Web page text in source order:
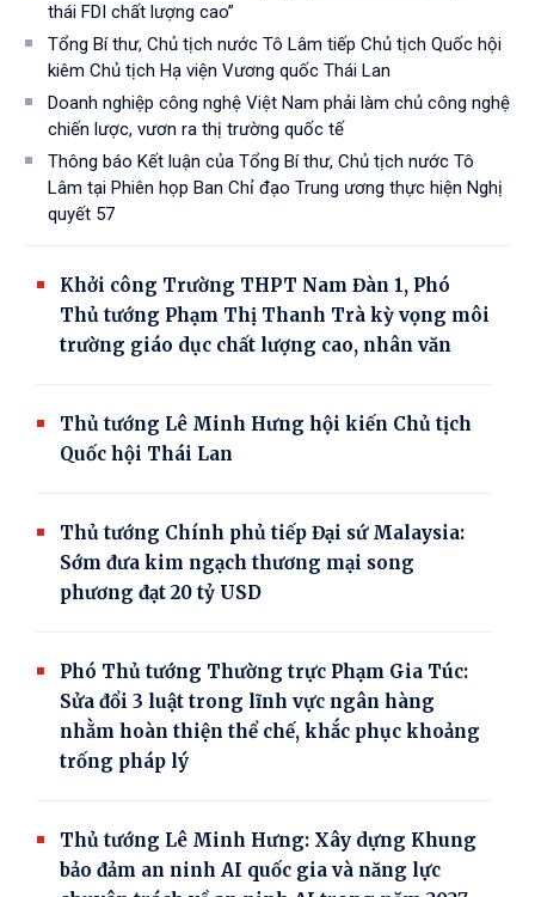
thái FDI chất lượng cao”
Tổng Bí thư, Chủ tịch nước Tô Lâm tiếp Chủ tịch Quốc hội
kiêm Chủ tịch Hạ viện Vương quốc Thái Lan
Doanh nghiệp công nghệ Việt Nam phải làm chủ công nghệ
chiến lược, vươn ra thị trường quốc tế
Thông báo Kết luận của Tổng Bí thư, Chủ tịch nước Tô
Lâm tại Phiên họp Ban Chỉ đạo Trung ương thực hiện Nghị
quyết 57
Khởi công Trường THPT Nam Đàn 1, Phó
Thủ tướng Phạm Thị Thanh Trà kỳ vọng môi
trường giáo dục chất lượng cao, nhân văn
Thủ tướng Lê Minh Hưng hội kiến Chủ tịch
Quốc hội Thái Lan
Thủ tướng Chính phủ tiếp Đại sứ Malaysia:
Sớm đưa kim ngạch thương mại song
phương đạt 20 tỷ USD
Phó Thủ tướng Thường trực Phạm Gia Túc:
Sửa đổi 3 luật trong lĩnh vực ngân hàng
nhằm hoàn thiện thể chế, khắc phục khoảng
trống pháp lý
Thủ tướng Lê Minh Hưng: Xây dựng Khung
bảo đảm an ninh AI quốc gia và năng lực